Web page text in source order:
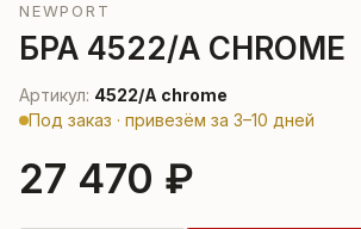
NEWPORT
БРА 4522/A CHROME
Артикул: 4522/A chrome
Под заказ · привезём за 3–10 дней
27 470 ₽